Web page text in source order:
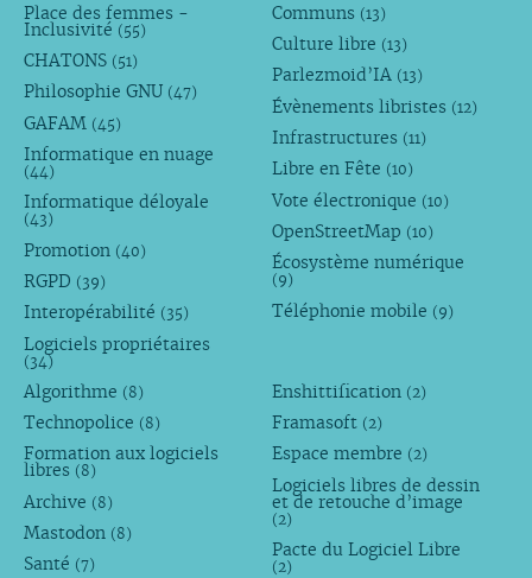
Place des femmes -
Inclusivité (55)
CHATONS (51)
Philosophie GNU (47)
GAFAM (45)
Informatique en nuage
(44)
Informatique déloyale
(43)
Promotion (40)
RGPD (39)
Interopérabilité (35)
Logiciels propriétaires
(34)
Communs (13)
Culture libre (13)
Parlezmoid’IA (13)
Évènements libristes (12)
Infrastructures (11)
Libre en Fête (10)
Vote électronique (10)
OpenStreetMap (10)
Écosystème numérique
(9)
Téléphonie mobile (9)
Algorithme (8)
Technopolice (8)
Formation aux logiciels
libres (8)
Archive (8)
Mastodon (8)
Santé (7)
Enshittification (2)
Framasoft (2)
Espace membre (2)
Logiciels libres de dessin
et de retouche d’image
(2)
Pacte du Logiciel Libre
(2)